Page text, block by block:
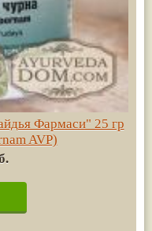
Фармаси" 25 гр
AVP)